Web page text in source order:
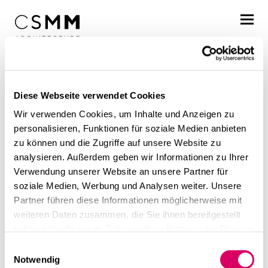
Diese Webseite verwendet Cookies
Wir verwenden Cookies, um Inhalte und Anzeigen zu
personalisieren, Funktionen für soziale Medien anbieten
zu können und die Zugriffe auf unsere Website zu
analysieren. Außerdem geben wir Informationen zu Ihrer
Verwendung unserer Website an unsere Partner für
soziale Medien, Werbung und Analysen weiter. Unsere
Partner führen diese Informationen möglicherweise mit
weiteren Daten zusammen, die Sie ihnen bereitgestellt
Notwendig
Direkt zum Inhalt
Profil
Leistungen
Projekte
Journal
Awards
Karriere
Veranstaltungen
Unternehmertag